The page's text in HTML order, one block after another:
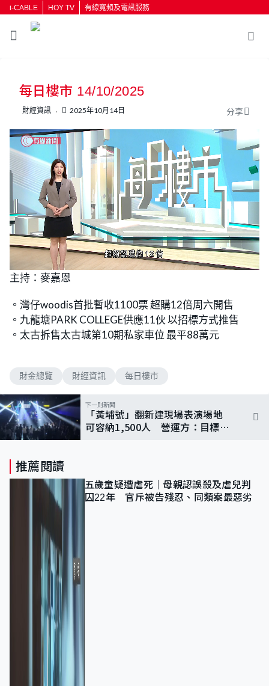
i-CABLE HOY TV 有線寬頻及電訊服務
每日樓市 14/10/2025
財經資訊 2025年10月14日 分享
U
n
m
u
o
d
:
9
4
%
主持：麥嘉恩
。灣仔woodis首批暫收1100票 超購12倍周六開售
。九龍塘PARK COLLEGE供應11伙 以招標方式推售
。太古拆售太古城第10期私家車位 最平88萬元
財金總覽 財經資訊 每日樓市
下一則新聞
「黃埔號」翻新建現場表演場地
可容納1,500人 營運方：目標每
推薦閱讀
五歲童疑遭虐死｜母親認誤殺及虐兒判
囚22年 官斥被告殘忍、同類案最惡劣